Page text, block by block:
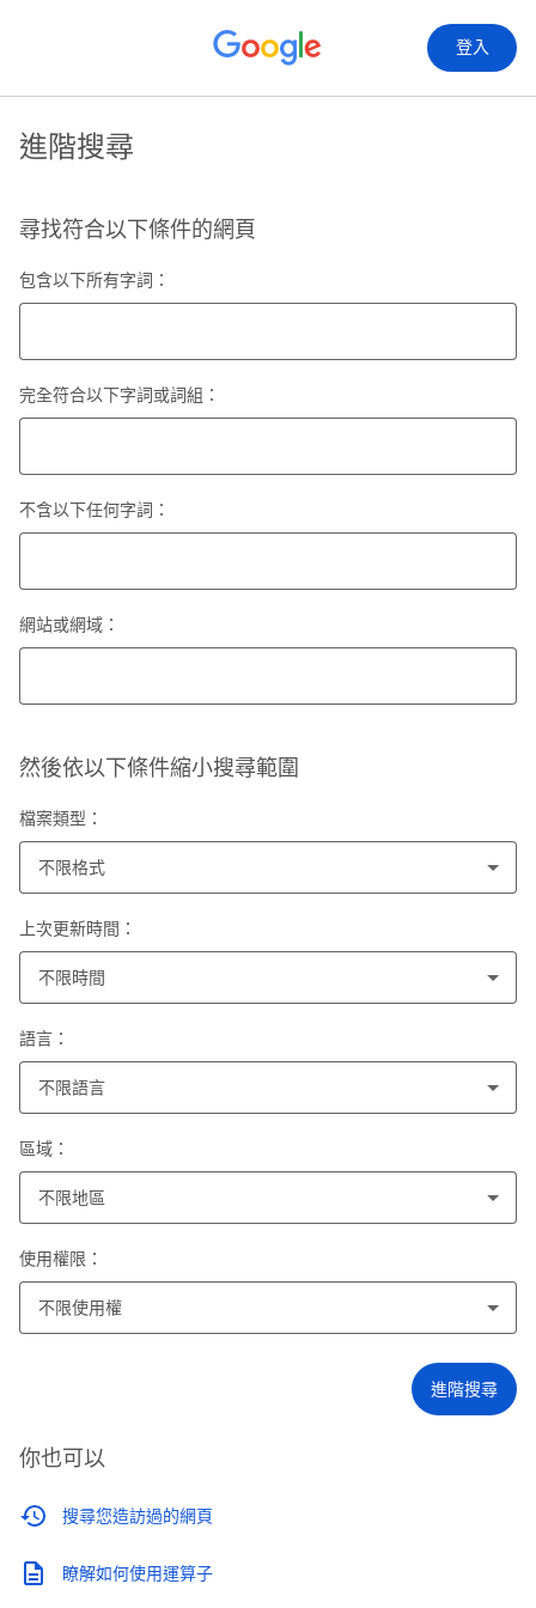
登入
進階搜尋
尋找符合以下條件的網頁
包含以下所有字詞：
完全符合以下字詞或詞組：
不含以下任何字詞：
網站或網域：
然後依以下條件縮小搜尋範圍
檔案類型：
不限格式
上次更新時間：
不限時間
語言：
不限語言
區域：
不限地區
使用權限：
不限使用權
進階搜尋
你也可以
搜尋您造訪過的網頁
瞭解如何使用運算子